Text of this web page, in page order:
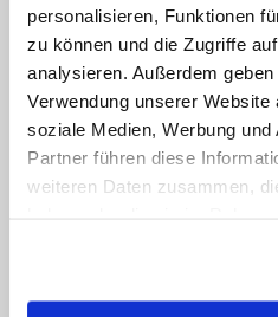
personalisieren, Funktionen
zu können und die Zugriffe
analysieren. Außerdem
Verwendung unserer
soziale Medien, Werbung
Partner führen diese
weiteren Daten zusammen,
Schlosskirche zu
einweihen.
Der EKD-Ratschef
europäisches Fest.
16. Jahrhundert die
Dazu gehört eine